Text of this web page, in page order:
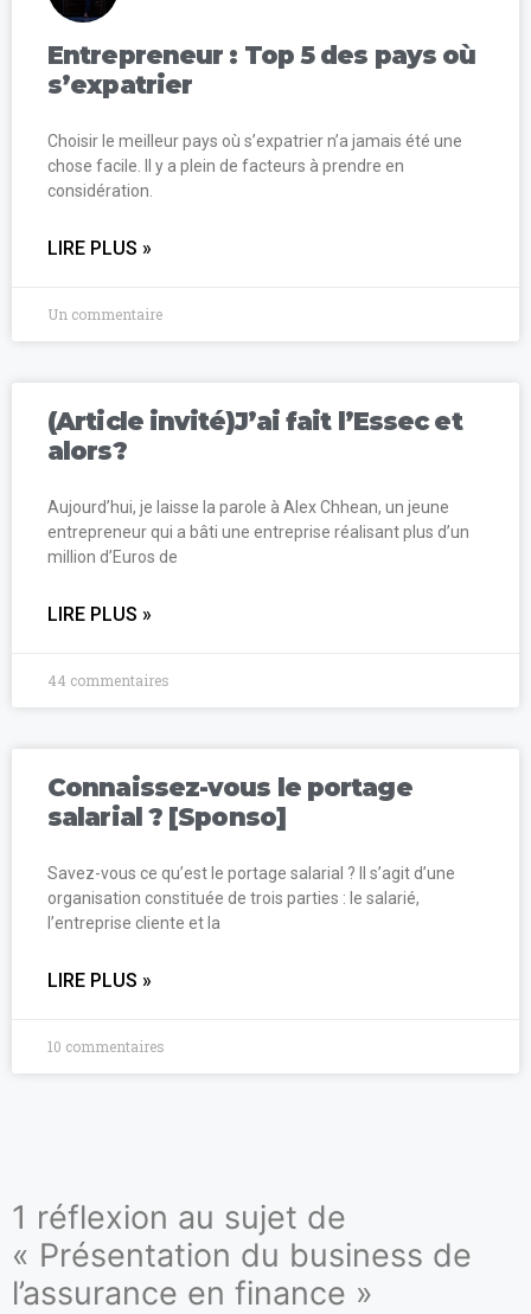
Entrepreneur : Top 5 des pays où
s’expatrier
Choisir le meilleur pays où s’expatrier n’a jamais été une
chose facile. Il y a plein de facteurs à prendre en
considération.
LIRE PLUS »
Un commentaire
(Article invité)J’ai fait l’Essec et
alors?
Aujourd’hui, je laisse la parole à Alex Chhean, un jeune
entrepreneur qui a bâti une entreprise réalisant plus d’un
million d’Euros de
LIRE PLUS »
44 commentaires
Connaissez-vous le portage
salarial ? [Sponso]
Savez-vous ce qu’est le portage salarial ? Il s’agit d’une
organisation constituée de trois parties : le salarié,
l’entreprise cliente et la
LIRE PLUS »
10 commentaires
1 réflexion au sujet de
« Présentation du business de
l’assurance en finance »